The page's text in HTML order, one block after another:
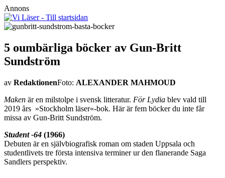
Annons
5 oumbärliga böcker av Gun-Britt
Sundström
av RedaktionenFoto: ALEXANDER MAHMOUD
Maken är en milstolpe i svensk litteratur. För Lydia blev vald till
2019 års »Stockholm läser«-bok. Här är fem böcker du inte får
missa av Gun-Britt Sundström.
Student -64 (1966)
Debuten är en själv­biografisk roman om staden Uppsala och
studentlivets tre första intensiva terminer ur den flanerande Saga
Sandlers perspektiv.